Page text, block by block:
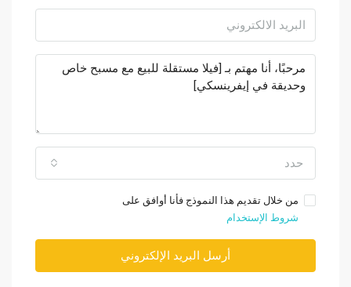
حدد
من خلال تقديم هذا النموذج فأنا أوافق على
شروط الإستخدام
أرسل البريد الإلكتروني